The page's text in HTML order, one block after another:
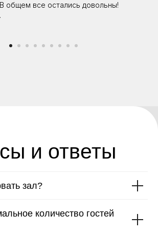
общем все остались довольны!
зал?
количество гостей